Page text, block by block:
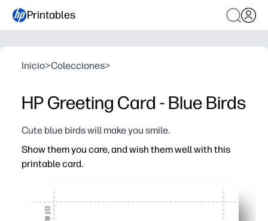
Printables
Inicio>Colecciones>
HP Greeting Card - Blue Birds
Cute blue birds will make you smile.
Show them you care, and wish them well with this
printable card.